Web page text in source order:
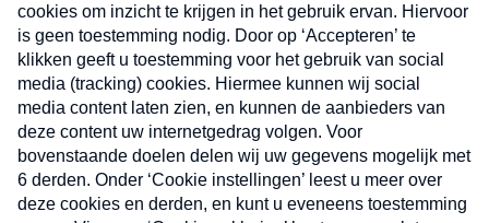
Nieuwsbrief